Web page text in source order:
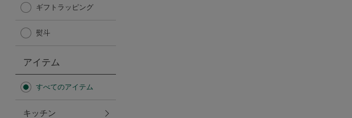
日傘
保冷バッグ
無重力シリーズ
ギフトラッピング
熨斗
アイテム
すべてのアイテム
キッチン